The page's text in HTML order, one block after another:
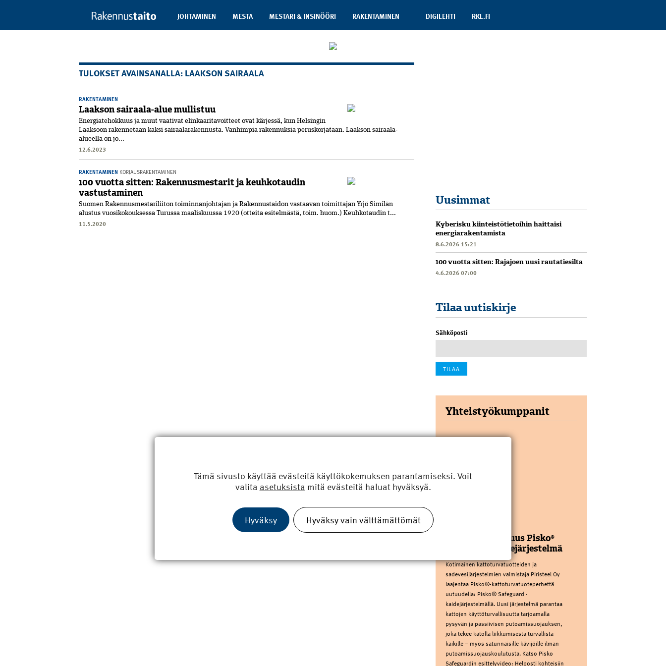
JOHTAMINEN MESTA MESTARI & INSINÖÖRI RAKENTAMINEN DIGILEHTI RKL.FI
TULOKSET AVAINSANALLA: LAAKSON SAIRAALA
RAKENTAMINEN
Laakson sairaala-alue mullistuu
Energiatehokkuus ja muut vaativat elinkaaritavoitteet ovat kärjessä, kun Helsingin
Laaksoon rakennetaan kaksi sairaalarakennusta. Vanhimpia rakennuksia peruskorjataan. Laakson sairaala-
alueella on jo...
12.6.2023
RAKENTAMINEN KORJAUSRAKENTAMINEN
100 vuotta sitten: Rakennusmestarit ja keuhkotaudin
vastustaminen
Suomen Rakennusmestariliiton toiminnanjohtajan ja Rakennustaidon vastaavan toimittajan Yrjö Similän
alustus vuosikokouksessa Turussa maaliskuussa 1920 (otteita esitelmästä, toim. huom.) Keuhkotaudin t...
11.5.2020
Uusimmat
Kyberisku kiinteistötietoihin haittaisi
energiarakentamista
8.6.2026 15:21
100 vuotta sitten: Rajajoen uusi rautatiesilta
4.6.2026 07:00
Tilaa uutiskirje
Sähköposti
Yhteistyökumppanit
Kattoturvauutuus Pisko®
Safeguard kaidejärjestelmä
Kotimainen kattoturvatuotteiden ja
sadevesijärjestelmien valmistaja Piristeel Oy
laajentaa Pisko®-kattoturvatuoteperhettä
uutuudella: Pisko® Safeguard -
kaidejärjestelmällä. Uusi järjestelmä parantaa
kattojen käyttöturvallisuutta tarjoamalla
pysyvän ja passiivisen putoamissuojauksen,
joka tekee katolla liikkumisesta turvallista
kaikille – myös satunnaisille kävijöille ilman
putoamissuojauskoulutusta. Katso Pisko
Safeguardin esittelyvideo: Helposti kohteisiin
Tämä sivusto käyttää evästeitä käyttökokemuksen parantamiseksi. Voit
valita asetuksista mitä evästeitä haluat hyväksyä.
Hyväksy Hyväksy vain välttämättömät